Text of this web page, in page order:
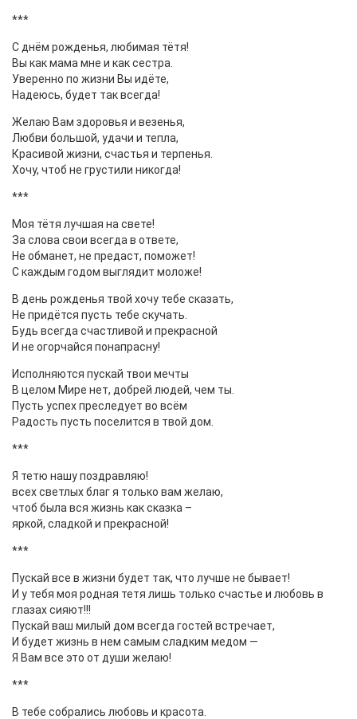
***
С днём рожденья, любимая тётя!
Вы как мама мне и как сестра.
Уверенно по жизни Вы идёте,
Надеюсь, будет так всегда!
Желаю Вам здоровья и везенья,
Любви большой, удачи и тепла,
Красивой жизни, счастья и терпенья.
Хочу, чтоб не грустили никогда!
***
Моя тётя лучшая на свете!
За слова свои всегда в ответе,
Не обманет, не предаст, поможет!
С каждым годом выглядит моложе!
В день рожденья твой хочу тебе сказать,
Не придётся пусть тебе скучать.
Будь всегда счастливой и прекрасной
И не огорчайся понапрасну!
Исполняются пускай твои мечты
В целом Мире нет, добрей людей, чем ты.
Пусть успех преследует во всём
Радость пусть поселится в твой дом.
***
Я тетю нашу поздравляю!
всех светлых благ я только вам желаю,
чтоб была вся жизнь как сказка –
яркой, сладкой и прекрасной!
***
Пускай все в жизни будет так, что лучше не бывает!
И у тебя моя родная тетя лишь только счастье и любовь в
глазах сияют!!!
Пускай ваш милый дом всегда гостей встречает,
И будет жизнь в нем самым сладким медом —
Я Вам все это от души желаю!
***
В тебе собрались любовь и красота.